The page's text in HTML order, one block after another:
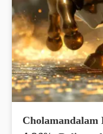
Cholamandalam